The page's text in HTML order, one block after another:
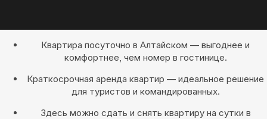
Квартира посуточно в Алтайском — выгоднее и
комфортнее, чем номер в гостинице.
Краткосрочная аренда квартир — идеальное решение
для туристов и командированных.
Здесь можно сдать и снять квартиру на сутки в